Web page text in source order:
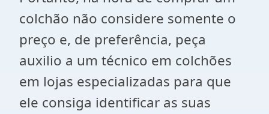
colchão não considere somente o
preço e, de preferência, peça
auxilio a um técnico em colchões
em lojas especializadas para que
ele consiga identificar as suas